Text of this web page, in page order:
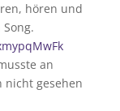
hören und
an
nicht gesehen